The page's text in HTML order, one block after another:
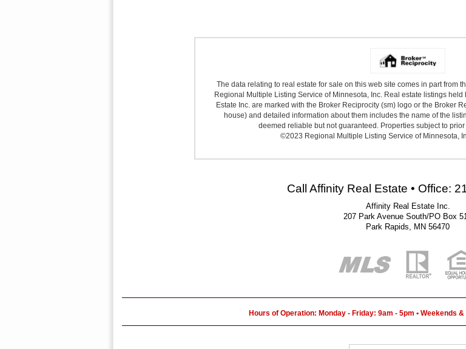
The data relating to real estate for sale on this web site comes in part from
Regional Multiple Listing Service of Minnesota, Inc. Real estate listings
Estate Inc. are marked with the Broker Reciprocity (sm) logo or the Broker
house) and detailed information about them includes the name of the
deemed reliable but not guaranteed. Properties subject to
©2023 Regional Multiple Listing Service of Minnesota,
Call Affinity Real Estate • Office:
Affinity Real Estate Inc.
207 Park Avenue South/PO Box
Park Rapids, MN 56470
Hours of Operation: Monday - Friday: 9am - 5pm • Weekends